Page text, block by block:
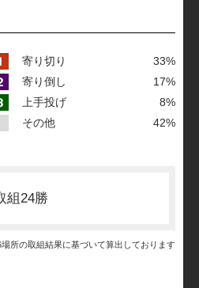
寄り切り
33%
寄り倒し
17%
上手投げ
8%
その他
42%
組24勝
所の取組結果に基づいて算出しております